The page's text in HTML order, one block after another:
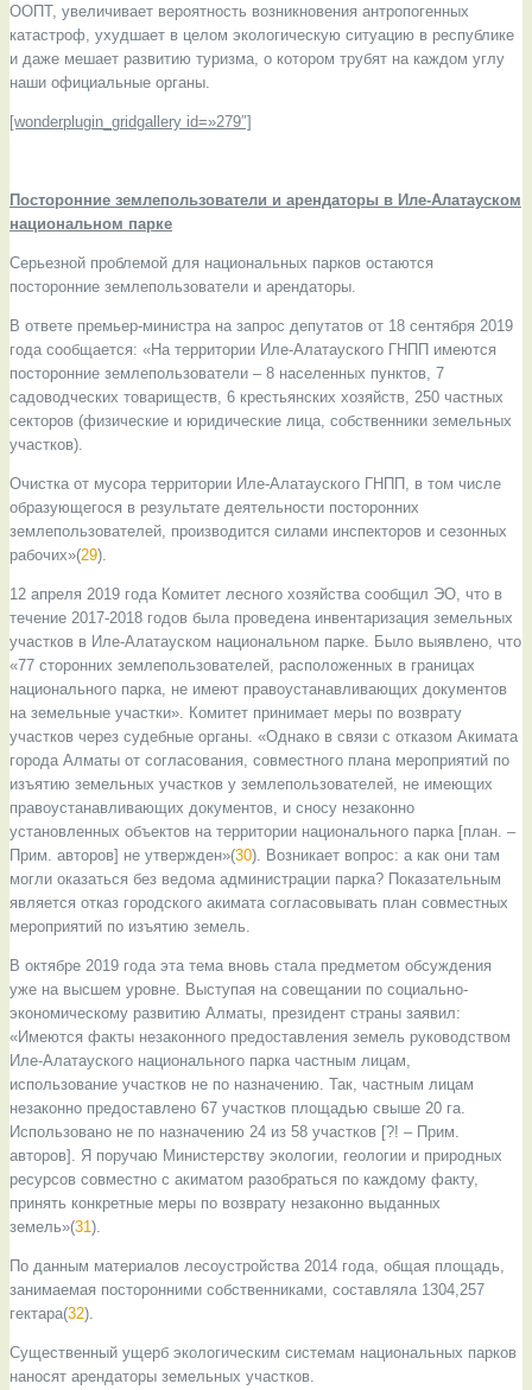
ООПТ, увеличивает вероятность возникновения антропогенных
катастроф, ухудшает в целом экологическую ситуацию в республике
и даже мешает развитию туризма, о котором трубят на каждом углу
наши официальные органы.
[wonderplugin_gridgallery id=»279″]
Посторонние землепользователи и арендаторы в Иле-Алатауском
национальном парке
Серьезной проблемой для национальных парков остаются
посторонние землепользователи и арендаторы.
В ответе премьер-министра на запрос депутатов от 18 сентября 2019
года сообщается: «На территории Иле-Алатауского ГНПП имеются
посторонние землепользователи – 8 населенных пунктов, 7
садоводческих товариществ, 6 крестьянских хозяйств, 250 частных
секторов (физические и юридические лица, собственники земельных
участков).
Очистка от мусора территории Иле-Алатауского ГНПП, в том числе
образующегося в результате деятельности посторонних
землепользователей, производится силами инспекторов и сезонных
рабочих»(29).
12 апреля 2019 года Комитет лесного хозяйства сообщил ЭО, что в
течение 2017-2018 годов была проведена инвентаризация земельных
участков в Иле-Алатауском национальном парке. Было выявлено, что
«77 сторонних землепользователей, расположенных в границах
национального парка, не имеют правоустанавливающих документов
на земельные участки». Комитет принимает меры по возврату
участков через судебные органы. «Однако в связи с отказом Акимата
города Алматы от согласования, совместного плана мероприятий по
изъятию земельных участков у землепользователей, не имеющих
правоустанавливающих документов, и сносу незаконно
установленных объектов на территории национального парка [план. –
Прим. авторов] не утвержден»(30). Возникает вопрос: а как они там
могли оказаться без ведома администрации парка? Показательным
является отказ городского акимата согласовывать план совместных
мероприятий по изъятию земель.
В октябре 2019 года эта тема вновь стала предметом обсуждения
уже на высшем уровне. Выступая на совещании по социально-
экономическому развитию Алматы, президент страны заявил:
«Имеются факты незаконного предоставления земель руководством
Иле-Алатауского национального парка частным лицам,
использование участков не по назначению. Так, частным лицам
незаконно предоставлено 67 участков площадью свыше 20 га.
Использовано не по назначению 24 из 58 участков [?! – Прим.
авторов]. Я поручаю Министерству экологии, геологии и природных
ресурсов совместно с акиматом разобраться по каждому факту,
принять конкретные меры по возврату незаконно выданных
земель»(31).
По данным материалов лесоустройства 2014 года, общая площадь,
занимаемая посторонними собственниками, составляла 1304,257
гектара(32).
Существенный ущерб экологическим системам национальных парков
наносят арендаторы земельных участков.